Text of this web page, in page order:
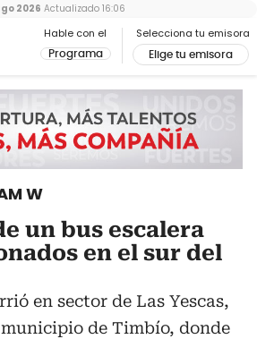
Hable con el
Programa
Selecciona tu emisora
Elige tu emisora
2026 Actualizado 16:06
W
un bus escalera
en el sur del
en sector de Las Yescas,
de Timbío, donde